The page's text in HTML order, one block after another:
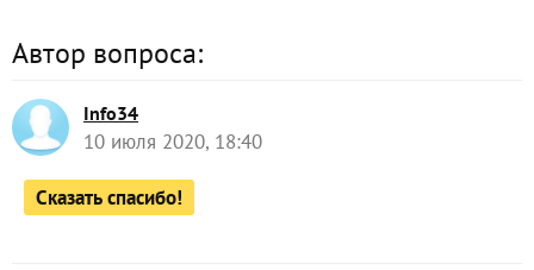
Автор вопроса:
Info34
10 июля 2020, 18:40
Сказать спасибо!